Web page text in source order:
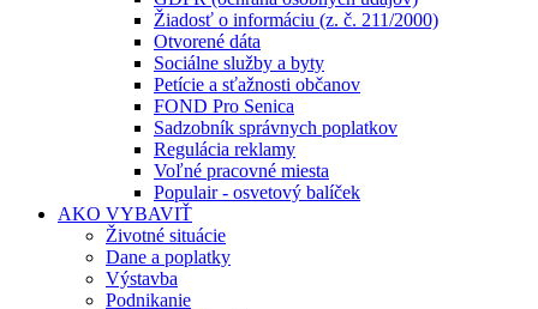
Žiadosť o informáciu (z. č. 211/2000)
Otvorené dáta
Sociálne služby a byty
Petície a sťažnosti občanov
FOND Pro Senica
Sadzobník správnych poplatkov
Regulácia reklamy
Voľné pracovné miesta
Populair - osvetový balíček
AKO VYBAVIŤ
Životné situácie
Dane a poplatky
Výstavba
Podnikanie